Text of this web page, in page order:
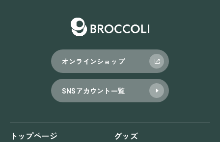
オンラインショップ
SNSアカウント一覧
トップページ グッズ